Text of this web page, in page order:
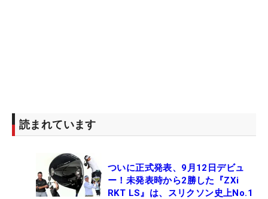
読まれています
ついに正式発表、9月12日デビュ
ー！未発表時から2勝した『ZXi
RKT LS』は、スリクソン史上No.1